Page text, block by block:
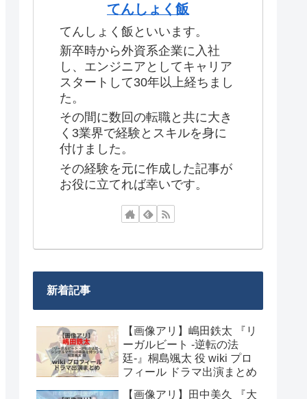
てんしょく飯
てんしょく飯といいます。
新卒時から外資系企業に入社
し、エンジニアとしてキャリア
スタートして30年以上経ちまし
た。
その間に数回の転職と共に大き
く3業界で経験とスキルを身に
付けました。
その経験を元に作成した記事が
お役に立てれば幸いです。
新着記事
【画像アリ】嶋田鉄太 『リ
ーガルビート -逆転の法
廷-』桐島颯太 役 wiki プロ
フィール ドラマ出演まとめ
【画像アリ】田中美久 『大